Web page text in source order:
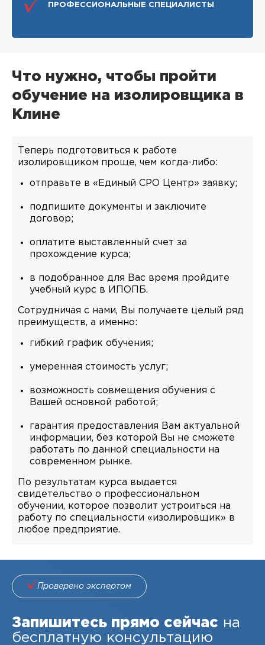
ПРОФЕССИОНАЛЬНЫЕ СПЕЦИАЛИСТЫ
Что нужно, чтобы пройти
обучение на изолировщика в
Клине
Теперь подготовиться к работе
изолировщиком проще, чем когда-либо:
отправьте в «Единый СРО Центр» заявку;
подпишите документы и заключите
договор;
оплатите выставленный счет за
прохождение курса;
в подобранное для Вас время пройдите
учебный курс в ИПОПБ.
Сотрудничая с нами, Вы получаете целый ряд
преимуществ, а именно:
гибкий график обучения;
умеренная стоимость услуг;
возможность совмещения обучения с
Вашей основной работой;
гарантия предоставления Вам актуальной
информации, без которой Вы не сможете
работать по данной специальности на
современном рынке.
По результатам курса выдается
свидетельство о профессиональном
обучении, которое позволит устроиться на
работу по специальности «изолировщик» в
любое предприятие.
Проверено экспертом
Запишитесь прямо сейчас на
бесплатную консультацию